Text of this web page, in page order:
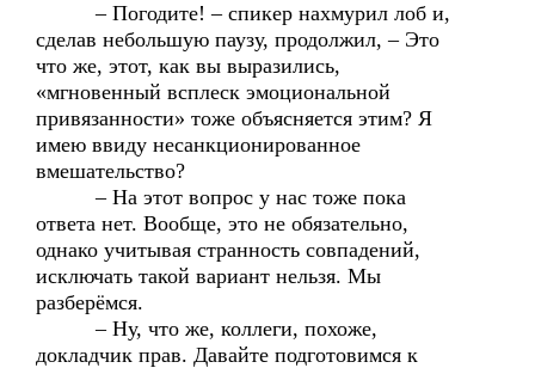
– Погодите! – спикер нахмурил лоб и,
сделав небольшую паузу, продолжил, – Это
что же, этот, как вы выразились,
«мгновенный всплеск эмоциональной
привязанности» тоже объясняется этим? Я
имею ввиду несанкционированное
вмешательство?
– На этот вопрос у нас тоже пока
ответа нет. Вообще, это не обязательно,
однако учитывая странность совпадений,
исключать такой вариант нельзя. Мы
разберёмся.
– Ну, что же, коллеги, похоже,
докладчик прав. Давайте подготовимся к